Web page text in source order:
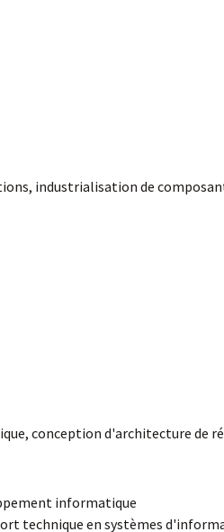
industrialisation de
conception d'architecture de
informatique
technique en systèmes